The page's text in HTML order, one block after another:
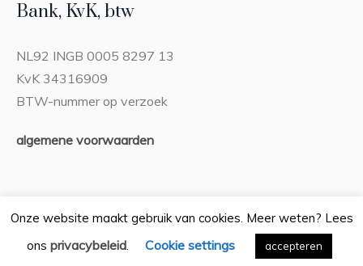
Bank, KvK, btw
NL92 INGB 0005 8297 13
KvK 34316909
BTW-nummer op verzoek
algemene voorwaarden
Privacybeleid/ Bureau Boeiend © 2026 / Alle rechten
Onze website maakt gebruik van cookies. Meer weten? Lees
ons privacybeleid. Cookie settings accepteren